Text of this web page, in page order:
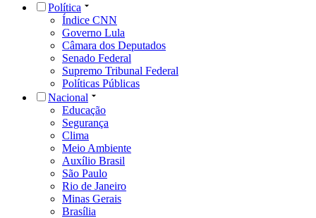
Política
Índice CNN
Governo Lula
Câmara dos Deputados
Senado Federal
Supremo Tribunal Federal
Políticas Públicas
Nacional
Educação
Segurança
Clima
Meio Ambiente
Auxílio Brasil
São Paulo
Rio de Janeiro
Minas Gerais
Brasília